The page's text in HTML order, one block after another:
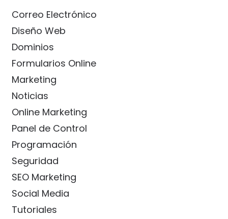
Correo Electrónico
Diseño Web
Dominios
Formularios Online
Marketing
Noticias
Online Marketing
Panel de Control
Programación
Seguridad
SEO Marketing
Social Media
Tutoriales